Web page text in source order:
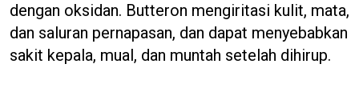
dengan oksidan. Butteron mengiritasi kulit, mata,
dan saluran pernapasan, dan dapat menyebabkan
sakit kepala, mual, dan muntah setelah dihirup.